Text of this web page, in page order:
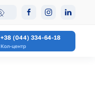
+38 (044) 334-64-18
Кол-центр